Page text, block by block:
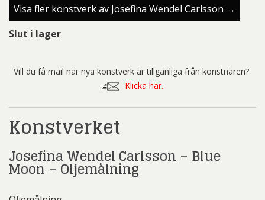
Visa fler konstverk av Josefina Wendel Carlsson →
Slut i lager
Vill du få mail när nya konstverk är tillgänliga från konstnären?
Klicka här.
Konstverket
Josefina Wendel Carlsson – Blue
Moon – Oljemålning